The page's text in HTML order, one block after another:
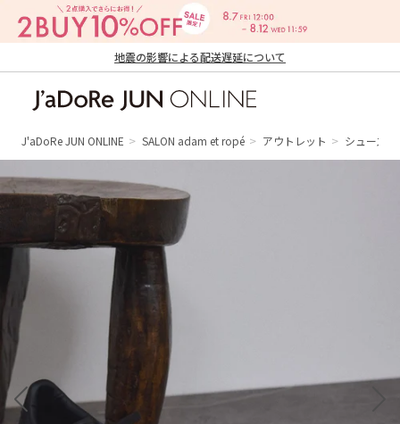
地震の影響による配送遅延について
ン オンライン）
J'aDoRe JUN ONLINE SALON adam et ropé アウトレット シューズ